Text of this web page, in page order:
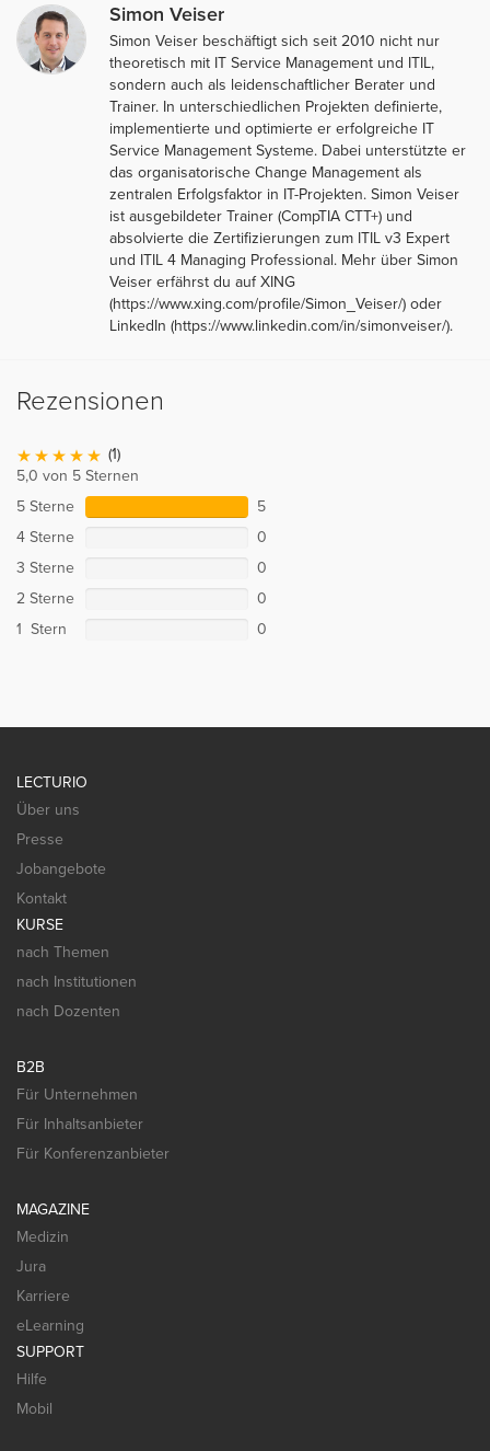
Simon Veiser
Simon Veiser beschäftigt sich seit 2010 nicht nur
theoretisch mit IT Service Management und ITIL,
sondern auch als leidenschaftlicher Berater und
Trainer. In unterschiedlichen Projekten definierte,
implementierte und optimierte er erfolgreiche IT
Service Management Systeme. Dabei unterstützte er
das organisatorische Change Management als
zentralen Erfolgsfaktor in IT-Projekten. Simon Veiser
ist ausgebildeter Trainer (CompTIA CTT+) und
absolvierte die Zertifizierungen zum ITIL v3 Expert
und ITIL 4 Managing Professional. Mehr über Simon
Veiser erfährst du auf XING
(https://www.xing.com/profile/Simon_Veiser/) oder
LinkedIn (https://www.linkedin.com/in/simonveiser/).
Rezensionen
(1)
5,0 von 5 Sternen
5 Sterne
5
4 Sterne
0
3 Sterne
0
2 Sterne
0
1 Stern
0
LECTURIO
Über uns
Presse
Jobangebote
Kontakt
KURSE
nach Themen
nach Institutionen
nach Dozenten
B2B
Für Unternehmen
Für Inhaltsanbieter
Für Konferenzanbieter
MAGAZINE
Medizin
Jura
Karriere
eLearning
SUPPORT
Hilfe
Mobil